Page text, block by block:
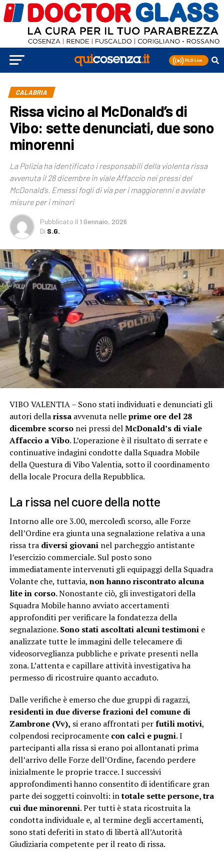
CALABRIA
Rissa vicino al McDonald’s di
Vibo: sette denunciati, due sono
minorenni
La Polizia ha identificato i responsabili della violenta rissa
avvenuta il 28 dicembre in viale Affaccio nei pressi del
McDonald’s. Emessi fogli di via per i maggiorenni e avviate
misure per i minori
Pubblicato il 1 Gennaio, 2026
Di S.G.
VIBO VALENTIA – Sono stati individuati e denunciati gli
autori dellarissaavvenuta nelleprime ore del 28
dicembre scorsonei pressi delMcDonald’s di viale
Affaccio a Vibo. L’operazione è il risultato di serrate e
continuative indagini condotte dalla Squadra Mobile
della Questura di Vibo Valentia, sotto il coordinamento
della locale Procura della Repubblica.
La rissa nel cuore della notte
Intorno alle ore 3.00, mercoledì scorso, alle Forze
dell’Ordine era giunta una segnalazione relativa a una
rissa tra diversi giovaninel parcheggio antistante
l’esercizio commerciale. Sul posto sono
immediatamente intervenuti gli equipaggi della Squadra
Volante che, tuttavia, non hanno riscontrato alcuna
lite in corso. Nonostante ciò, gli investigatori della
Squadra Mobile hanno avviato accertamenti
approfonditi per verificare la fondatezza della
segnalazione. Sono stati ascoltati alcuni testimonie
analizzate tutte le immagini delle telecamere di
videosorveglianza pubbliche e private presenti nella
zona. L’attenta e capillare attività investigativa ha
permesso di ricostruire quanto accaduto.
Dalle verifiche è emerso che due gruppi di ragazzi,
residenti in due diverse frazioni del comune di
Zambrone (Vv), si erano affrontati perfutili motivi,
colpendosi reciprocamente con calci e pugni. I
partecipanti alla rissa si erano poi allontanati prima
dell’arrivo delle Forze dell’Ordine, facendo perdere
inizialmente le proprie tracce. I successivi
approfondimenti hanno consentito di identificare gran
parte dei soggetti coinvolti: intotale sette persone, tra
cui due minorenni. Per tutti è stata ricostruita la
condotta individuale e, al termine degli accertamenti,
sono stati deferiti in stato di libertà all’Autorità
Giudiziaria competente per il reato di rissa.